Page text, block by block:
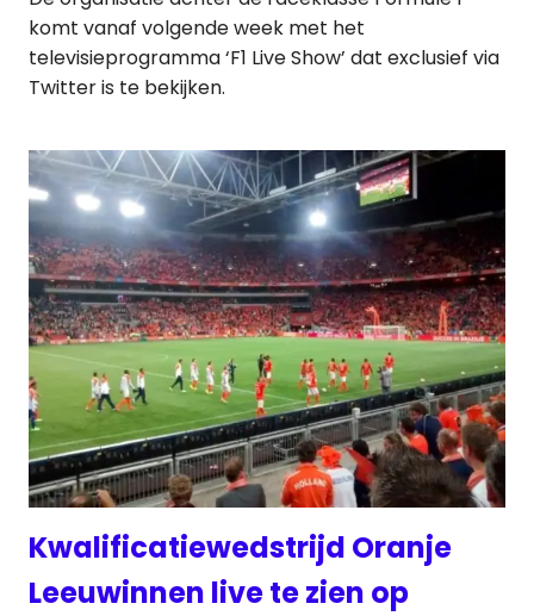
komt vanaf volgende week met het
televisieprogramma ‘F1 Live Show’ dat exclusief via
Twitter is te bekijken.
Kwalificatiewedstrijd Oranje
Leeuwinnen live te zien op